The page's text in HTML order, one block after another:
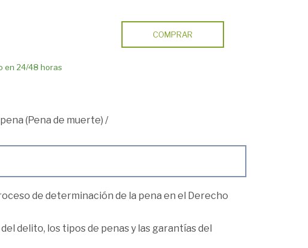
en 24/48 horas
COMPRAR
(Pena de muerte) /
de determinación de la pena en el Derecho
delito, los tipos de penas y las garantías del